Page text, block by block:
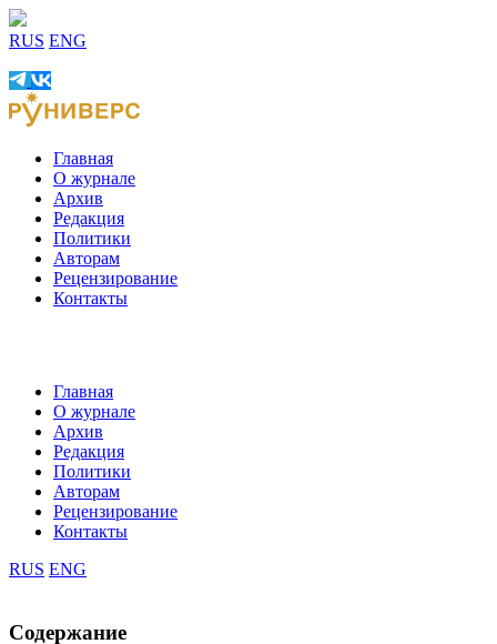
RUS ENG
Главная
О журнале
Архив
Редакция
Политики
Авторам
Рецензирование
Контакты
Главная
О журнале
Архив
Редакция
Политики
Авторам
Рецензирование
Контакты
RUS ENG
Содержание